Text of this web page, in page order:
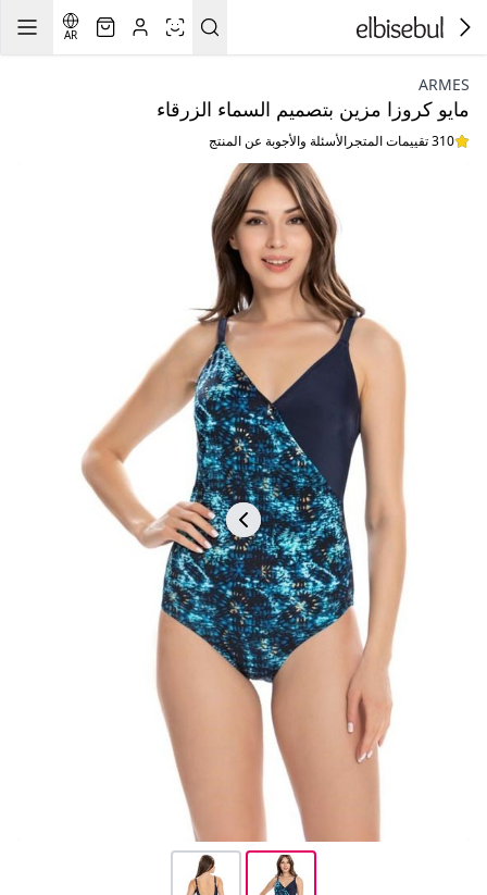
AR
ARMES
مايو كروزا مزين بتصميم السماء الزرقاء
310 تقييمات المتجر الأسئلة والأجوبة عن المنتج